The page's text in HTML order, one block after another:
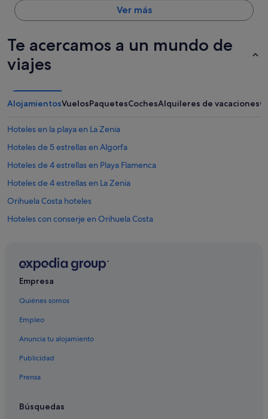
Ver más
Te acercamos a un mundo de
viajes
AlojamientosVuelosPaquetesCochesAlquileres de vacaciones
Hoteles en la playa en La Zenia
Hoteles de 5 estrellas en Algorfa
Hoteles de 4 estrellas en Playa Flamenca
Hoteles de 4 estrellas en La Zenia
Orihuela Costa hoteles
Hoteles con conserje en Orihuela Costa
Hoteles de 3 estrellas en Pilar de la Horadada
Hoteles de 4 estrellas en Benijófar
Centros vacacionales en Cabo Roig
Hoteles de 5 estrellas en Pilar de la Horadada
Hoteles de 4 estrellas en Guardamar del Segura
Empresa
Quiénes somos
Empleo
Anuncia tu alojamiento
Publicidad
Prensa
Búsquedas